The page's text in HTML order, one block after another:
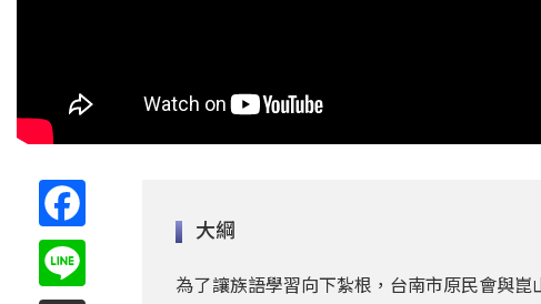
大綱
為了讓族語學習向下紮根，台南市原民會與